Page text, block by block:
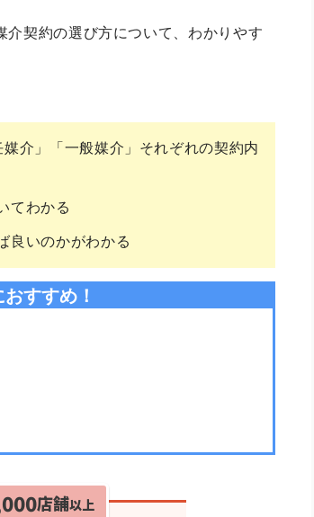
契約の選び方について、わかりやす
介」「一般媒介」それぞれの契約内
てわかる
良いのかがわかる
すすめ！